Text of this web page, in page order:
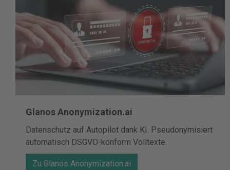
Glanos Anonymization.ai
Datenschutz auf Autopilot dank KI. Pseudonymisiert
automatisch DSGVO-konform Volltexte.
Zu Glanos Anonymization.ai